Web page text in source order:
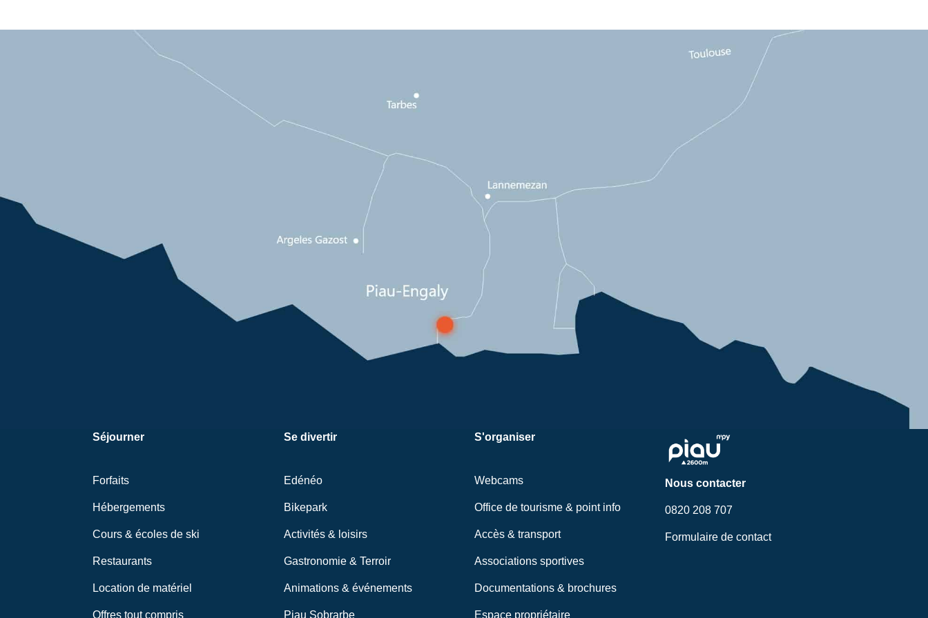
Séjourner
Forfaits
Hébergements
Cours & écoles de ski
Restaurants
Location de matériel
Offres tout compris
Se divertir
Edénéo
Bikepark
Activités & loisirs
Gastronomie & Terroir
Animations & événements
Piau Sobrarbe
S'organiser
Webcams
Office de tourisme & point info
Accès & transport
Associations sportives
Documentations & brochures
Espace propriétaire
Nous contacter
0820 208 707
Formulaire de contact